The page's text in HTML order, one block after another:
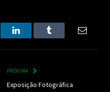
LinkedInTumblr Email
PRÓXIMA
Exposição Fotográfica